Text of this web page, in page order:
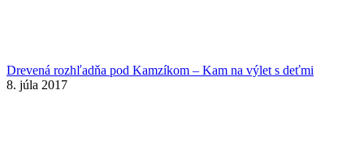
Drevená rozhľadňa pod Kamzíkom – Kam na výlet s deťmi
8. júla 2017